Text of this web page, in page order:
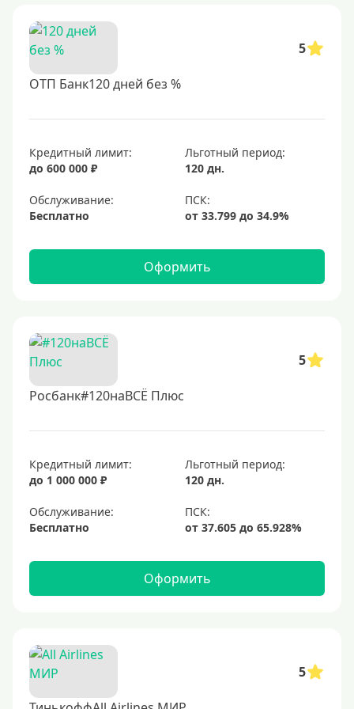
5
ОТП Банк120 дней без %
Кредитный лимит:
до 600 000 ₽
Льготный период:
120 дн.
Обслуживание:
Бесплатно
Оформить
5
Росбанк#120наВСЁ Плюс
Кредитный лимит:
до 1 000 000 ₽
Льготный период:
120 дн.
Обслуживание:
Бесплатно
Оформить
5